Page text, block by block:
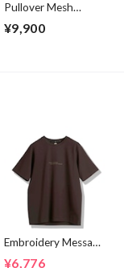
Pullover Mesh
Vest Black
¥9,900
Embroidery Message
¥6,776